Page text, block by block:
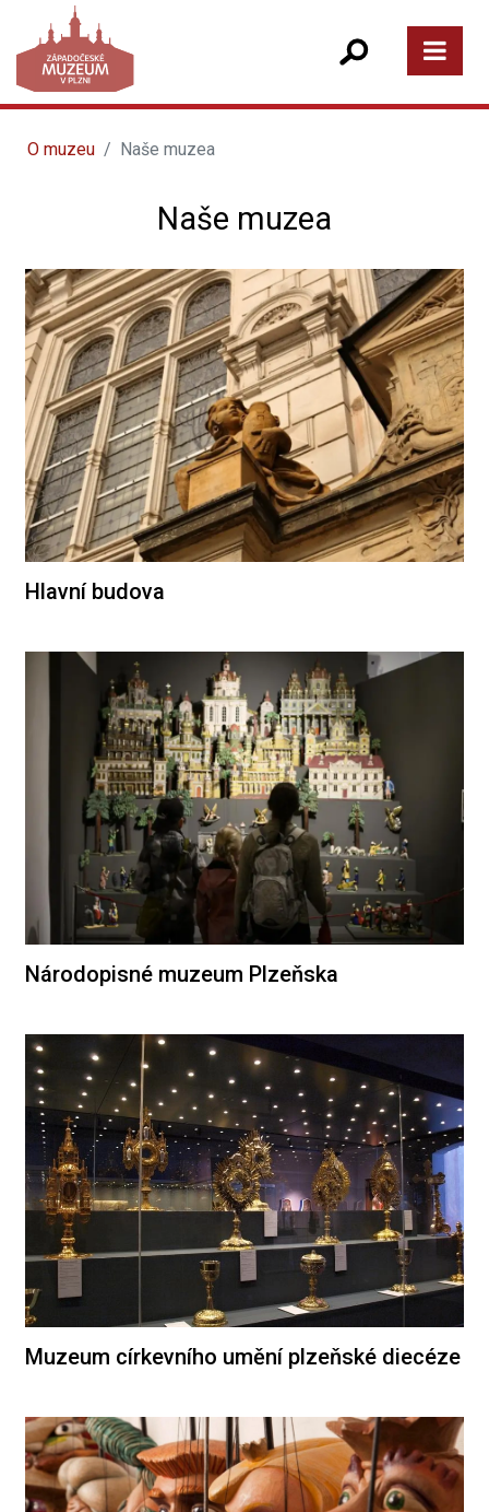
O muzeu Naše muzea
Naše muzea
Hlavní budova
Národopisné muzeum Plzeňska
Muzeum církevního umění plzeňské diecéze